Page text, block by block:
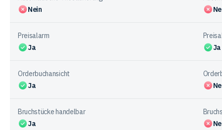
Nein
Preisalarm
Ja
Ja
Orderbuchansicht
Ja
Bruchstücke handelbar
Ja